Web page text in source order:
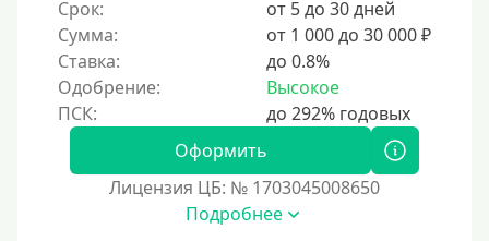
5 лет
Краткосрочные
Долгосрочные
Принятие решения
За 1 минуту
Срок:
от 5 до 30 дней
Сумма:
от 1 000 до 30 000 ₽
Ставка:
до 0.8%
Одобрение:
Высокое
Оформить
Лицензия ЦБ: № 1703045008650
Подробнее